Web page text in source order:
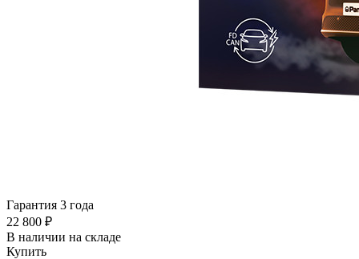
Гарантия 3 года
22 800 ₽
В наличии на складе
Купить